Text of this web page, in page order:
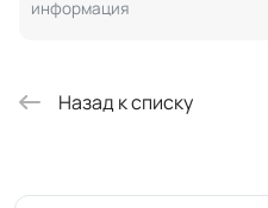
информация
Назад к списку